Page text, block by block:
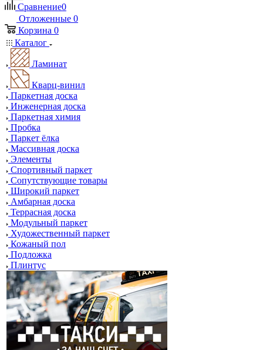
Сравнение0
Отложенные 0
Корзина 0
Каталог
Ламинат
Кварц-винил
Паркетная доска
Инженерная доска
Паркетная химия
Пробка
Паркет ёлка
Массивная доска
Элементы
Спортивный паркет
Сопутствующие товары
Широкий паркет
Амбарная доска
Террасная доска
Модульный паркет
Художественный паркет
Кожаный пол
Подложка
Плинтус